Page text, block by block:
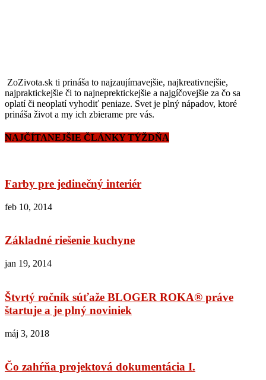
ZoZivota.sk ti prináša to najzaujímavejšie, najkreativnejšie,
najpraktickejšie či to najneprektickejšie a najgíčovejšie za čo sa
oplatí či neoplatí vyhodiť peniaze. Svet je plný nápadov, ktoré
prináša život a my ich zbierame pre vás.
NAJČÍTANEJŠIE ČLÁNKY TÝŽDŇA
Farby pre jedinečný interiér
feb 10, 2014
Základné riešenie kuchyne
jan 19, 2014
Štvrtý ročník súťaže BLOGER ROKA® práve
štartuje a je plný noviniek
máj 3, 2018
Čo zahŕňa projektová dokumentácia I.